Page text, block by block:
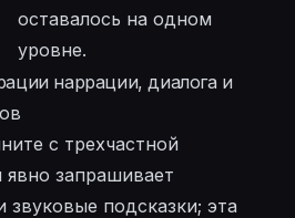
оставалось на одном
уровне.
наррации, диалога и
с трехчастной
явно запрашивает
подсказки; эта